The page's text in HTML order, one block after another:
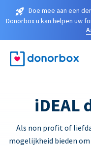
Doe mee aan een
Donorbox u kan helpen uw
iDEAL
Als non profit of
mogelijkheid bieden